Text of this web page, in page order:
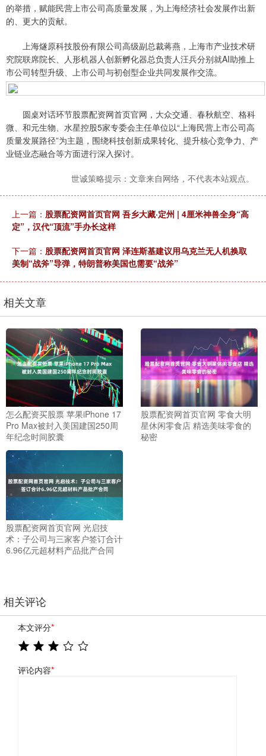
的举措，赋能民营上市公司高质量发展，为上海经济社会发展作出新
的、更大的贡献。
上海燧原科技股份有限公司高级副总裁蒋燕，上海市产业技术研
究院联席院长、人形机器人创新孵化器总负责人汪兵分别就AI助推上
市公司转型升级、上市公司与初创型企业共同发展作交流。
圆桌对话环节股票配资网首页官网，大众交通、春秋航空、格科
微、和元生物、水星控股5家专委会主任单位以“上海民营上市公司高
质量发展路径”为主题，围绕科技创新成果转化、提升核心竞争力、产
业链业态融合等方面进行深入探讨。
世诚策略提示：文章来自网络，不代表本站观点。
上一篇： 股票配资网首页官网 吾乡大藏·定州 | 4厘米神兽全身“高
定”，汉代“顶流”手办长这样
下一篇： 股票配资网首页官网 泽连斯基建议用乌克兰无人机换取
美制“战斧”导弹，特朗普称美国也需要“战斧”
相关文章
怎么配资买股票 苹果iPhone 17
Pro Max被封入美国建国250周
年纪念时间胶囊
股票配资网首页官网 零食大明
星休闲零食店 精选美味零食的
秘密
股票配资网首页官网 光启技
术：子公司与三家客户签订合计
6.96亿元超材料产品批产合同
相关评论
本文评分*
评论内容*